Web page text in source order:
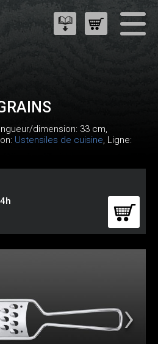
dimension: 33 cm,
Ustensiles de cuisine, Ligne: